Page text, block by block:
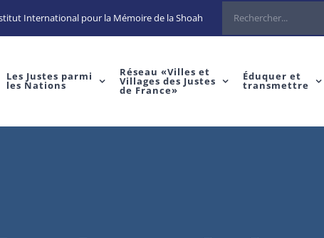
International pour la Mémoire de la Shoah
Les Justes parmi
les Nations
Réseau «Villes et
Villages des Justes
de France»
Éduquer et
transmettre